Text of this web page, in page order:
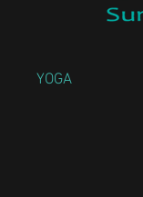
YOGA